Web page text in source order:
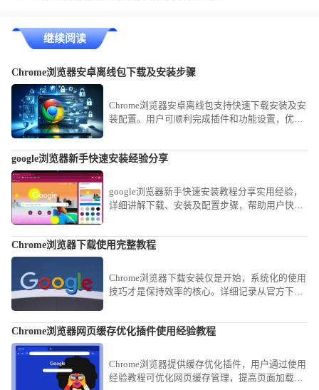
继续阅读
Chrome浏览器安卓离线包下载及安装步骤
Chrome浏览器安卓离线包支持快速下载安装及安
装配置。用户可顺利完成插件和功能设置，优化
google浏览器新手快速安装经验分享
google浏览器新手快速安装教程分享实用经验，
详细讲解下载、安装及配置步骤，帮助用户快速
Chrome浏览器下载使用完整教程
Chrome浏览器下载安装仅是开始，系统化的使用
技巧才是保持效率的核心。详细记录从官方下载
在使用过程中能最大限度发挥软件优势，告别页
Chrome浏览器网页缓存优化插件使用经验教程
Chrome浏览器提供缓存优化插件，用户通过使用
经验教程可优化网页缓存管理，提高页面加载速